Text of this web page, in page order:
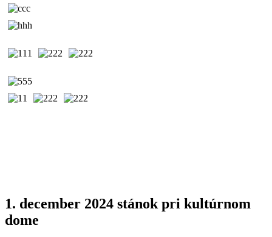
1. december 2024 stánok pri kultúrnom
dome